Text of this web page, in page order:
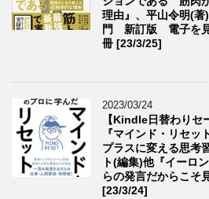
理由』、平山令明(著
門 新訂版 電子を見
冊 [23/3/25]
2023/03/24
【Kindle日替わりセ
『マインド・リセ
プラスに変える思考
ト(編集)他『イーロ
らの発言だからこそ
[23/3/24]